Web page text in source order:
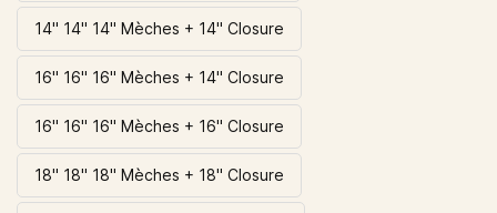
14'' 14" 14" Mèches + 14" Closure
16'' 16" 16" Mèches + 14" Closure
16'' 16" 16" Mèches + 16" Closure
18'' 18" 18" Mèches + 18" Closure